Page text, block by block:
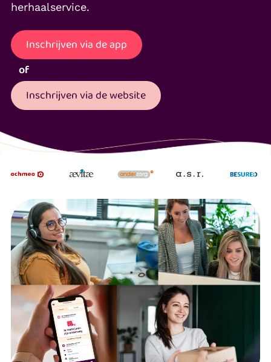
herhaalservice.
Inschrijven via de app
of
Inschrijven via de website